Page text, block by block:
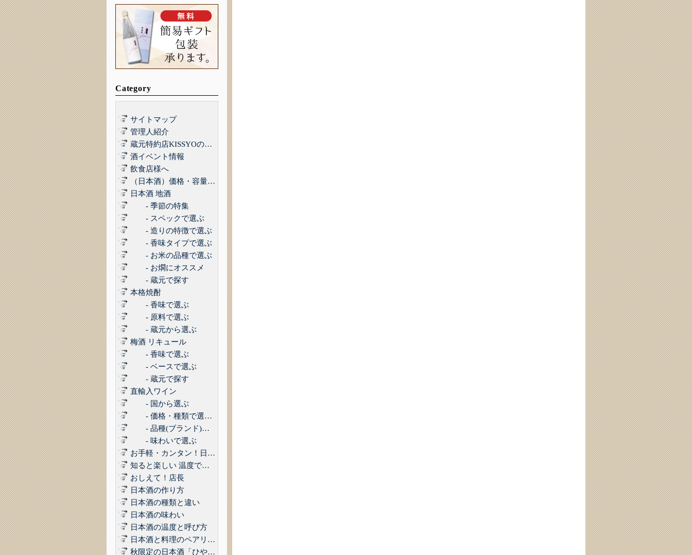
Category
サイトマップ
管理人紹介
蔵元特約店KISSYOの品質管理について｜最高の品質でお届けするために
酒イベント情報
飲食店様へ
（日本酒）価格・容量で選ぶ
日本酒 地酒
- 季節の特集
- スペックで選ぶ
- 造りの特徴で選ぶ
- 香味タイプで選ぶ
- お米の品種で選ぶ
- お燗にオススメ
- 蔵元で探す
本格焼酎
- 香味で選ぶ
- 原料で選ぶ
- 蔵元から選ぶ
梅酒 リキュール
- 香味で選ぶ
- ベースで選ぶ
- 蔵元で探す
直輸入ワイン
- 国から選ぶ
- 価格・種類で選ぶ(赤,白,ロゼ,スパークリング)
- 品種(ブランド)で選ぶ
- 味わいで選ぶ
お手軽・カンタン！日本酒に合うコンビニおつまみ3選 Vol.1
知ると楽しい 温度で楽しむ日本酒
おしえて！店長
日本酒の作り方
日本酒の種類と違い
日本酒の味わい
日本酒の温度と呼び方
日本酒と料理のペアリング
秋限定の日本酒「ひやおろし」